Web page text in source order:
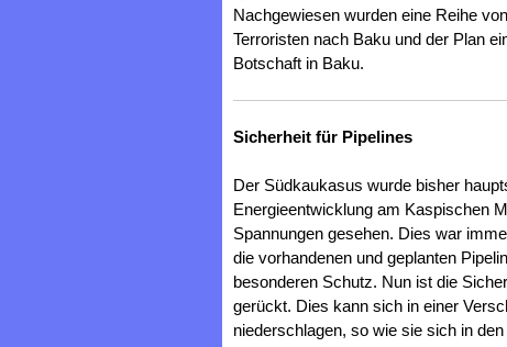
Nachgewiesen wurden eine Reihe
Terroristen nach Baku und der Plan
Botschaft in Baku.
Sicherheit für Pipelines
Der Südkaukasus wurde bisher
Energieentwicklung am Kaspischen
Spannungen gesehen. Dies war
die vorhandenen und geplanten
besonderen Schutz. Nun ist die
gerückt. Dies kann sich in einer
niederschlagen, so wie sie sich in